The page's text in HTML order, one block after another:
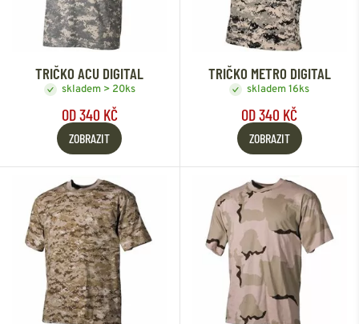
TRIČKO ACU DIGITAL
skladem > 20ks
OD 340 KČ
ZOBRAZIT
TRIČKO METRO DIGITAL
skladem 16ks
OD 340 KČ
ZOBRAZIT